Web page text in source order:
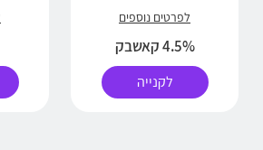
לפרטים נוספים
4.5% קאשבק
לקנייה